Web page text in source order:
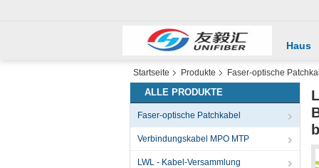
Haus
Startseite Produkte Faser-optische
ALLE PRODUKTE
Faser-optische Patchkabel
Verbindungskabel MPO MTP
LWL - Kabel-Versammlung